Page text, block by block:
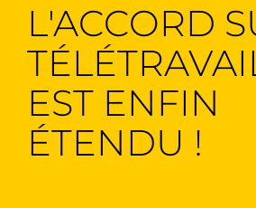
L'ACCORD
EST ENFIN
ÉTENDU !